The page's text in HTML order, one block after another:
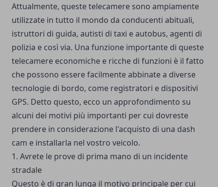
Attualmente, queste telecamere sono ampiamente
utilizzate in tutto il mondo da conducenti abituali,
istruttori di guida, autisti di taxi e autobus, agenti di
polizia e così via. Una funzione importante di queste
telecamere economiche e ricche di funzioni è il fatto
che possono essere facilmente abbinate a diverse
tecnologie di bordo, come registratori e dispositivi
GPS. Detto questo, ecco un approfondimento su
alcuni dei motivi più importanti per cui dovreste
prendere in considerazione l'acquisto di una dash
cam e installarla nel vostro veicolo.
1. Avrete le prove di prima mano di un incidente
stradale
Questo è di gran lunga il motivo principale per cui